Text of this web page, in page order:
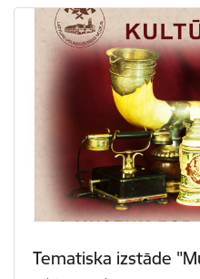
Tematiska izstāde